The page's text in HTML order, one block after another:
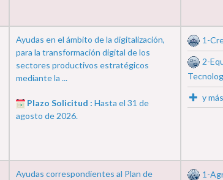
Ayudas en el ámbito de la digitalización,
para la transformación digital de los
sectores productivos estratégicos
mediante la ...
Plazo Solicitud : Hasta el 31 de
agosto de 2026.
1-
2-
y
Ayudas correspondientes al Plan de
1-